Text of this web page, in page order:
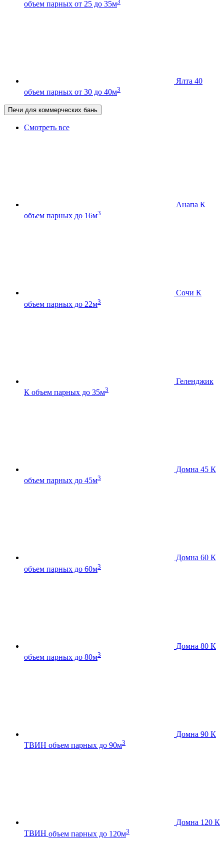
объем парных от 25 до 35м
Ялта 40
объем парных от 30 до 40м3
Печи для коммерческих бань
Смотреть все
Анапа К
объем парных до 16м3
Сочи К
объем парных до 22м3
Геленджик
К объем парных до 35м3
Домна 45 К
объем парных до 45м3
Домна 60 К
объем парных до 60м3
Домна 80 К
объем парных до 80м3
Домна 90 К
ТВИН объем парных до 90м3
Домна 120 К
ТВИН объем парных до 120м3